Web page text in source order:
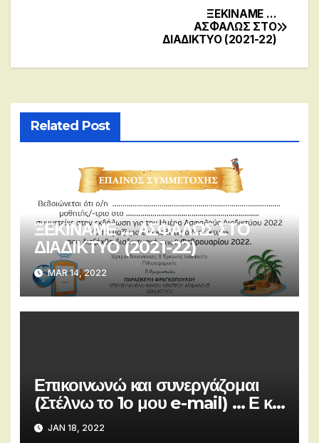
ΞΕΚΙΝΑΜΕ …
ΑΣΦΑΛΩΣ ΣΤΟ
ΔΙΑΔΙΚΤΥΟ (2021-22)
Related Post
ΞΕΚΙΝΑΜΕ … ΑΣΦΑΛΩΣ ΣΤΟ
ΔΙΑΔΙΚΤΥΟ (2021-22)
MAR 14, 2022
Επικοινωνώ και συνεργάζομαι
(Στέλνω το 1ο μου e-mail) … Ε και
Στ τάξη
JAN 18, 2022